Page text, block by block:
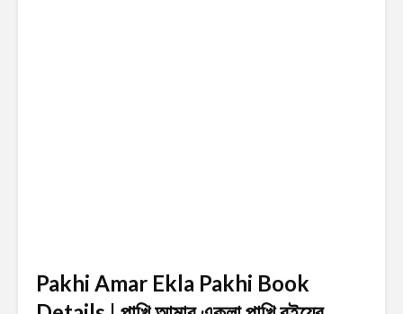
Pakhi Amar Ekla Pakhi Book